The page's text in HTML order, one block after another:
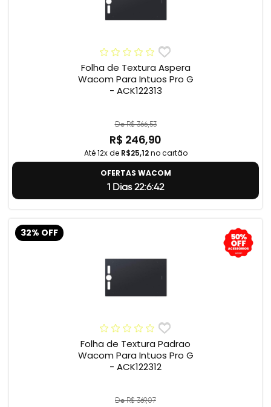
Folha de Textura Aspera
Wacom Para Intuos Pro G
- ACK122313
De R$ 366,53
R$ 246,90
Até 12x de R$25,12no cartão
OFERTAS WACOM
1 Dias 22:6:41
32% OFF
Folha de Textura Padrao
Wacom Para Intuos Pro G
- ACK122312
De R$ 369,07